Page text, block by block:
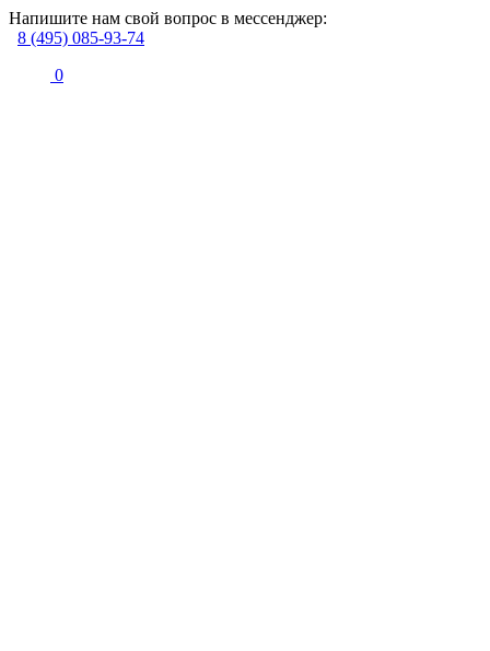
Напишите нам свой вопрос в мессенджер:
8 (495) 085-93-74
0